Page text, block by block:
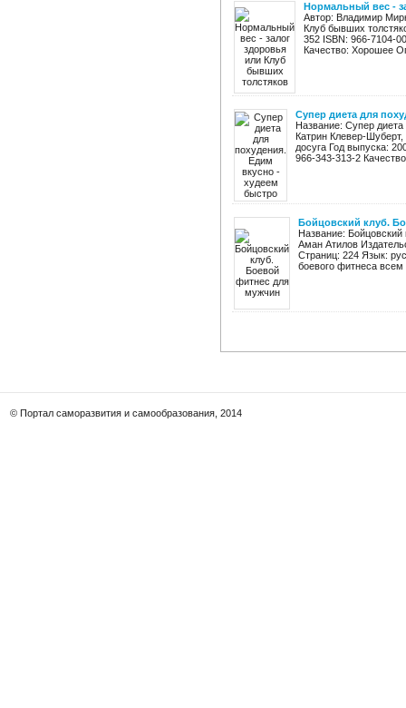
Нормальный вес -
Автор: Владимир
Клуб бывших
352 ISBN: 966-7104-
Качество: Хорошее
Супер диета для
Название: Супер
Катрин Клевер-
досуга Год выпуска:
966-343-313-2
Бойцовский клуб.
Название:
Аман Атилов
Страниц: 224 Язык:
боевого фитнеса
© Портал саморазвития и самообразования, 2014